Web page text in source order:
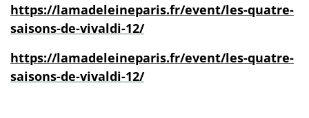
https://lamadeleineparis.fr/event/les-quatre-
saisons-de-vivaldi-12/
https://lamadeleineparis.fr/event/les-quatre-
saisons-de-vivaldi-12/